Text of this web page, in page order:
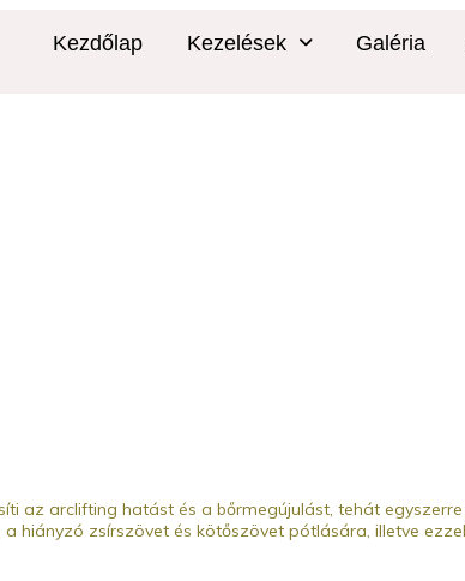
Kezdőlap Kezelések Galéria
az arclifting hatást és a bőrmegújulást, tehát
zsírszövet és kötőszövet pótlására, illetve